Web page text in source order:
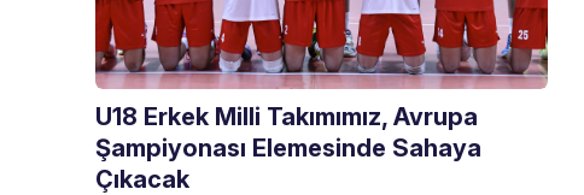
U18 Erkek Milli Takımımız, Avrupa
Şampiyonası Elemesinde Sahaya
Çıkacak